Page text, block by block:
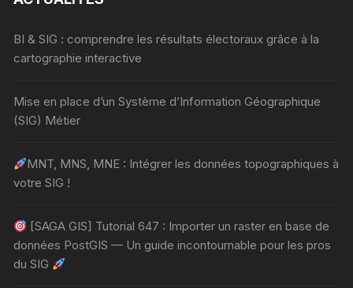
BI & SIG : comprendre les résultats électoraux grâce à la
cartographie interactive
Mise en place d’un Système d’Information Géographique
(SIG) Métier
MNT, MNS, MNE : Intégrer les données topographiques à
votre SIG !
[SAGA GIS] Tutorial 647 : Importer un raster en base de
données PostGIS — Un guide incontournable pour les pros
du SIG